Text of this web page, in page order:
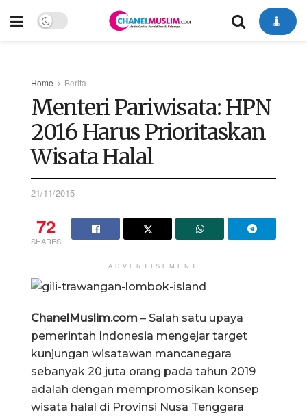
Home Berita
Menteri Pariwisata: HPN
2016 Harus Prioritaskan
Wisata Halal
21/11/2015
72
SHARES
ADVERTISEMENT
ChanelMuslim.com – Salah satu upaya
pemerintah Indonesia mengejar target
kunjungan wisatawan mancanegara
sebanyak 20 juta orang pada tahun 2019
adalah dengan mempromosikan konsep
wisata halal di Provinsi Nusa Tenggara